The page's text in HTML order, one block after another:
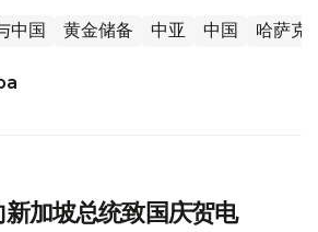
中国 黄金储备 中亚 中国 哈萨克
加坡总统致国庆贺电